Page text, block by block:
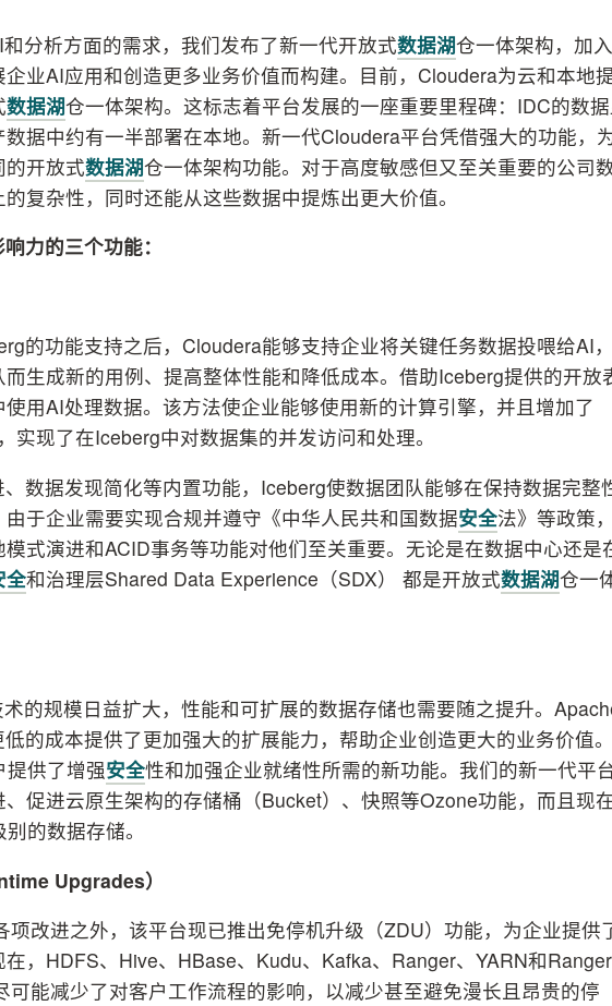
分析方面的需求，我们发布了新一代开放式数据湖仓一体架构，加
业AI应用和创造更多业务价值而构建。目前，Cloudera为云和本地
数据湖仓一体架构。这标志着平台发展的一座重要里程碑：IDC的数
据中约有一半部署在本地。新一代Cloudera平台凭借强大的功能，
开放式数据湖仓一体架构功能。对于高度敏感但又至关重要的公司
复杂性，同时还能从这些数据中提炼出更大价值。
力的三个功能：
的功能支持之后，Cloudera能够支持企业将关键任务数据投喂给AI
生成新的用例、提高整体性能和降低成本。借助Iceberg提供的开放
用AI处理数据。该方法使企业能够使用新的计算引擎，并且增加了
实现了在Iceberg中对数据集的并发访问和处理。
数据发现简化等内置功能，Iceberg使数据团队能够在保持数据完整
由于企业需要实现合规并遵守《中华人民共和国数据安全法》等政策
式演进和ACID事务等功能对他们至关重要。无论是在数据中心还是
全和治理层Shared Data Experience（SDX） 都是开放式数据湖仓一
的规模日益扩大，性能和可扩展的数据存储也需要随之提升。
的成本提供了更加强大的扩展能力，帮助企业创造更大的业务价值
供了增强安全性和加强企业就绪性所需的新功能。我们的新一代平
促进云原生架构的存储桶（Bucket）、快照等Ozone功能，而且现
的数据存储。
Upgrades）
项改进之外，该平台现已推出免停机升级（ZDU）功能，为企业提供
，HDFS、Hive、HBase、Kudu、Kafka、Ranger、YARN和Ranger
可能减少了对客户工作流程的影响，以减少甚至避免漫长且昂贵的停